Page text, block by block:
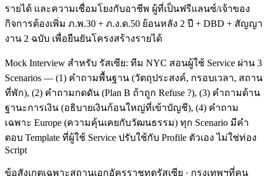
รายได้ และความเชื่อมโยงกับอาชีพ ผู้ที่เป็นฟรีแลนซ์/เจ้าของ
กิจการต้องเพิ่ม ภ.พ.30 + ภ.ง.ด.50 ย้อนหลัง 2 ปี + DBD + สัญญา
งาน 2 ฉบับ เพื่อยืนยันโครงสร้างรายได้
Mock Interview สำหรับ รัสเซีย: ทีม NYC สอนผู้ใช้ Service ผ่าน 3
Scenarios — (1) คำถามพื้นฐาน (วัตถุประสงค์, กรอบเวลา, สถาน
ที่พัก), (2) คำถามกดดัน (Plan B ถ้าถูก Refuse ?), (3) คำถามด้าน
ฐานะการเงิน (อธิบายเงินก้อนใหญ่ที่เข้าบัญชี), (4) คำถาม
เฉพาะ Europe (ความคุ้นเคยกับวัฒนธรรม) ทุก Scenario มีคำ
ตอบ Template ที่ผู้ใช้ Service ปรับใช้กับ Profile ตัวเอง ไม่ใช่ท่อง
Script
ข้อสังเกตเฉพาะสถานเอกอัครราชทูตรัสเซีย · กรุงเทพฯที่คน